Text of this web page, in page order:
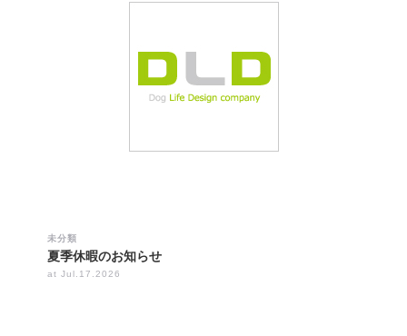
未分類
夏季休暇のお知らせ
at Jul.17.2026